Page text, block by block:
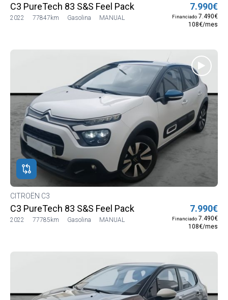
C3 PureTech 83 S&S Feel Pack
2022 77847km Gasolina MANUAL
7.990€
Financiado 7.490€
108€/mes
CITROËN C3
C3 PureTech 83 S&S Feel Pack
2022 77785km Gasolina MANUAL
7.990€
Financiado 7.490€
108€/mes